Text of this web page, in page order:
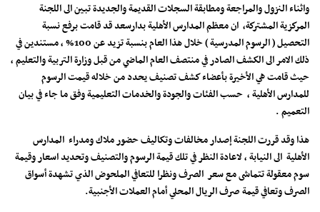
واثناء النزول والمراجعة ومطابقة السجلات القديمة والجديدة تبين الى اللجنة
المركزية المشتركة، ان معظم المدارس الأهلية بدارسعد قد قامت برفع نسبة
التحصيل ( الرسوم المدرسية ) خلال هذا العام بنسبة تزيد عن 100% ، مستندين في
ذلك الامر الى الكشف الصادر في منتصف العام الماضي من قبل وزارة التربية والتعليم ،
حيث قامت هي الأخيرة بأعضاء كشف تصنيف يحدد من خلاله قيمت الرسوم
للمدارس الأهلية ، حسب الفئات والجودة والخدمات التعليمية وفق ما جاء في بيان
التعميم .
هذا وقد قررت اللجنة إصدار مخالفات وتكاليف حضور ملاك ومدراء المدارس
الأهلية الى النيابة ، لاعادة النظر في تلك قيمة الرسوم والتصنيف وتحديد اسعار وقيمة
سوم معقولة تتماشى مع سعر الصرف ونظرا للتعافي الملحوض الذي تشهدة أسواق
الصرف وتعافي قيمة صرف الريال المحلي أمام العملات الأجنبية.